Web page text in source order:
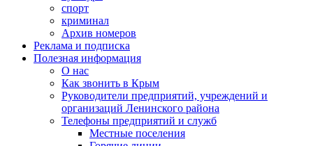
спорт
криминал
Архив номеров
Реклама и подписка
Полезная информация
О нас
Как звонить в Крым
Руководители предприятий, учреждений и
организаций Ленинского района
Телефоны предприятий и служб
Местные поселения